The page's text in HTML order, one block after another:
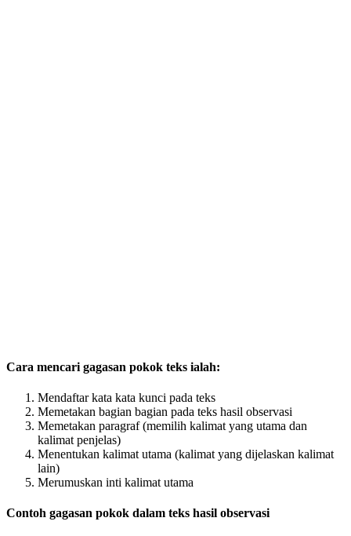
Cara mencari gagasan pokok teks ialah:
Mendaftar kata kata kunci pada teks
Memetakan bagian bagian pada teks hasil observasi
Memetakan paragraf (memilih kalimat yang utama dan
kalimat penjelas)
Menentukan kalimat utama (kalimat yang dijelaskan kalimat
lain)
Merumuskan inti kalimat utama
Contoh gagasan pokok dalam teks hasil observasi